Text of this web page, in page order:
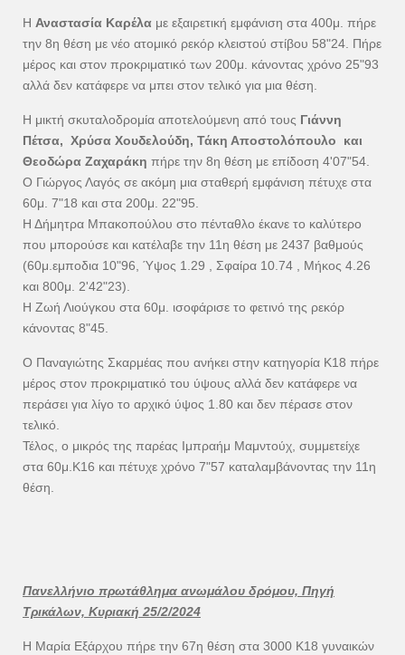
Η Αναστασία Καρέλα με εξαιρετική εμφάνιση στα 400μ. πήρε
την 8η θέση με νέο ατομικό ρεκόρ κλειστού στίβου 58"24. Πήρε
μέρος και στον προκριματικό των 200μ. κάνοντας χρόνο 25"93
αλλά δεν κατάφερε να μπει στον τελικό για μια θέση.
Η μικτή σκυταλοδρομία αποτελούμενη από τους Γιάννη
Πέτσα, Χρύσα Χουδελούδη, Τάκη Αποστολόπουλο και
Θεοδώρα Ζαχαράκη πήρε την 8η θέση με επίδοση 4'07"54.
Ο Γιώργος Λαγός σε ακόμη μια σταθερή εμφάνιση πέτυχε στα
60μ. 7"18 και στα 200μ. 22"95.
Η Δήμητρα Μπακοπούλου στο πένταθλο έκανε το καλύτερο
που μπορούσε και κατέλαβε την 11η θέση με 2437 βαθμούς
(60μ.εμποδια 10"96, Ύψος 1.29 , Σφαίρα 10.74 , Μήκος 4.26
και 800μ. 2'42"23).
Η Ζωή Λιούγκου στα 60μ. ισοφάρισε το φετινό της ρεκόρ
κάνοντας 8"45.
Ο Παναγιώτης Σκαρμέας που ανήκει στην κατηγορία Κ18 πήρε
μέρος στον προκριματικό του ύψους αλλά δεν κατάφερε να
περάσει για λίγο το αρχικό ύψος 1.80 και δεν πέρασε στον
τελικό.
Τέλος, ο μικρός της παρέας Ιμπραήμ Μαμντούχ, συμμετείχε
στα 60μ.Κ16 και πέτυχε χρόνο 7"57 καταλαμβάνοντας την 11η
θέση.
Πανελλήνιο πρωτάθλημα ανωμάλου δρόμου, Πηγή
Τρικάλων, Κυριακή 25/2/2024
Η Μαρία Εξάρχου πήρε την 67η θέση στα 3000 Κ18 γυναικών